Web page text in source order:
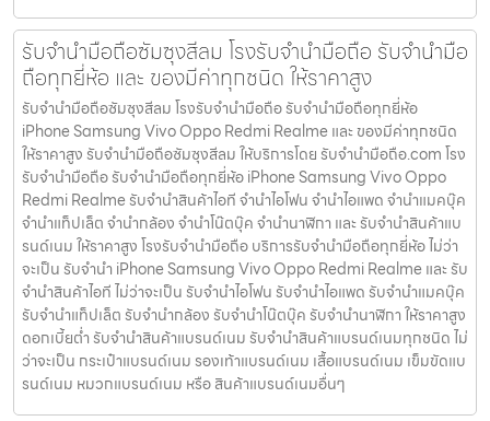
รับจำนำมือถือซัมซุงสีลม โรงรับจำนำมือถือ รับจำนำมือ
ถือทุกยี่ห้อ และ ของมีค่าทุกชนิด ให้ราคาสูง
รับจำนำมือถือซัมซุงสีลม โรงรับจำนำมือถือ รับจำนำมือถือทุกยี่ห้อ
iPhone Samsung Vivo Oppo Redmi Realme และ ของมีค่าทุกชนิด
ให้ราคาสูง รับจำนำมือถือซัมซุงสีลม ให้บริการโดย รับจํานํามือถือ.com โรง
รับจำนำมือถือ รับจำนำมือถือทุกยี่ห้อ iPhone Samsung Vivo Oppo
Redmi Realme รับจำนำสินค้าไอที จำนำไอโฟน จำนำไอแพด จำนำแมคบุ๊ค
จำนำแท็ปเล็ต จำนำกล้อง จำนำโน๊ตบุ๊ค จำนำนาฬิกา และ รับจำนำสินค้าแบ
รนด์เนม ให้ราคาสูง โรงรับจำนำมือถือ บริการรับจำนำมือถือทุกยี่ห้อ ไม่ว่า
จะเป็น รับจำนำ iPhone Samsung Vivo Oppo Redmi Realme และ รับ
จำนำสินค้าไอที ไม่ว่าจะเป็น รับจำนำไอโฟน รับจำนำไอแพด รับจำนำแมคบุ๊ค
รับจำนำแท็ปเล็ต รับจำนำกล้อง รับจำนำโน๊ตบุ๊ค รับจำนำนาฬิกา ให้ราคาสูง
ดอกเบี้ยต่ำ รับจำนำสินค้าแบรนด์เนม รับจำนำสินค้าแบรนด์เนมทุกชนิด ไม่
ว่าจะเป็น กระเป๋าแบรนด์เนม รองเท้าแบรนด์เนม เสื้อแบรนด์เนม เข็มขัดแบ
รนด์เนม หมวกแบรนด์เนม หรือ สินค้าแบรนด์เนมอื่นๆ